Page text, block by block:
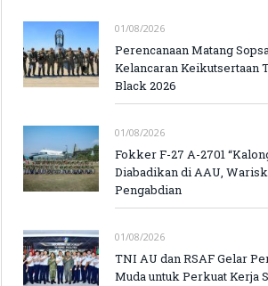
01/08/2026
Perencanaan Matang
Kelancaran Keikutsertaan
Black 2026
01/08/2026
Fokker F-27 A-2701
Diabadikan di AAU,
Pengabdian
01/08/2026
TNI AU dan RSAF Gelar
Muda untuk Perkuat Kerja